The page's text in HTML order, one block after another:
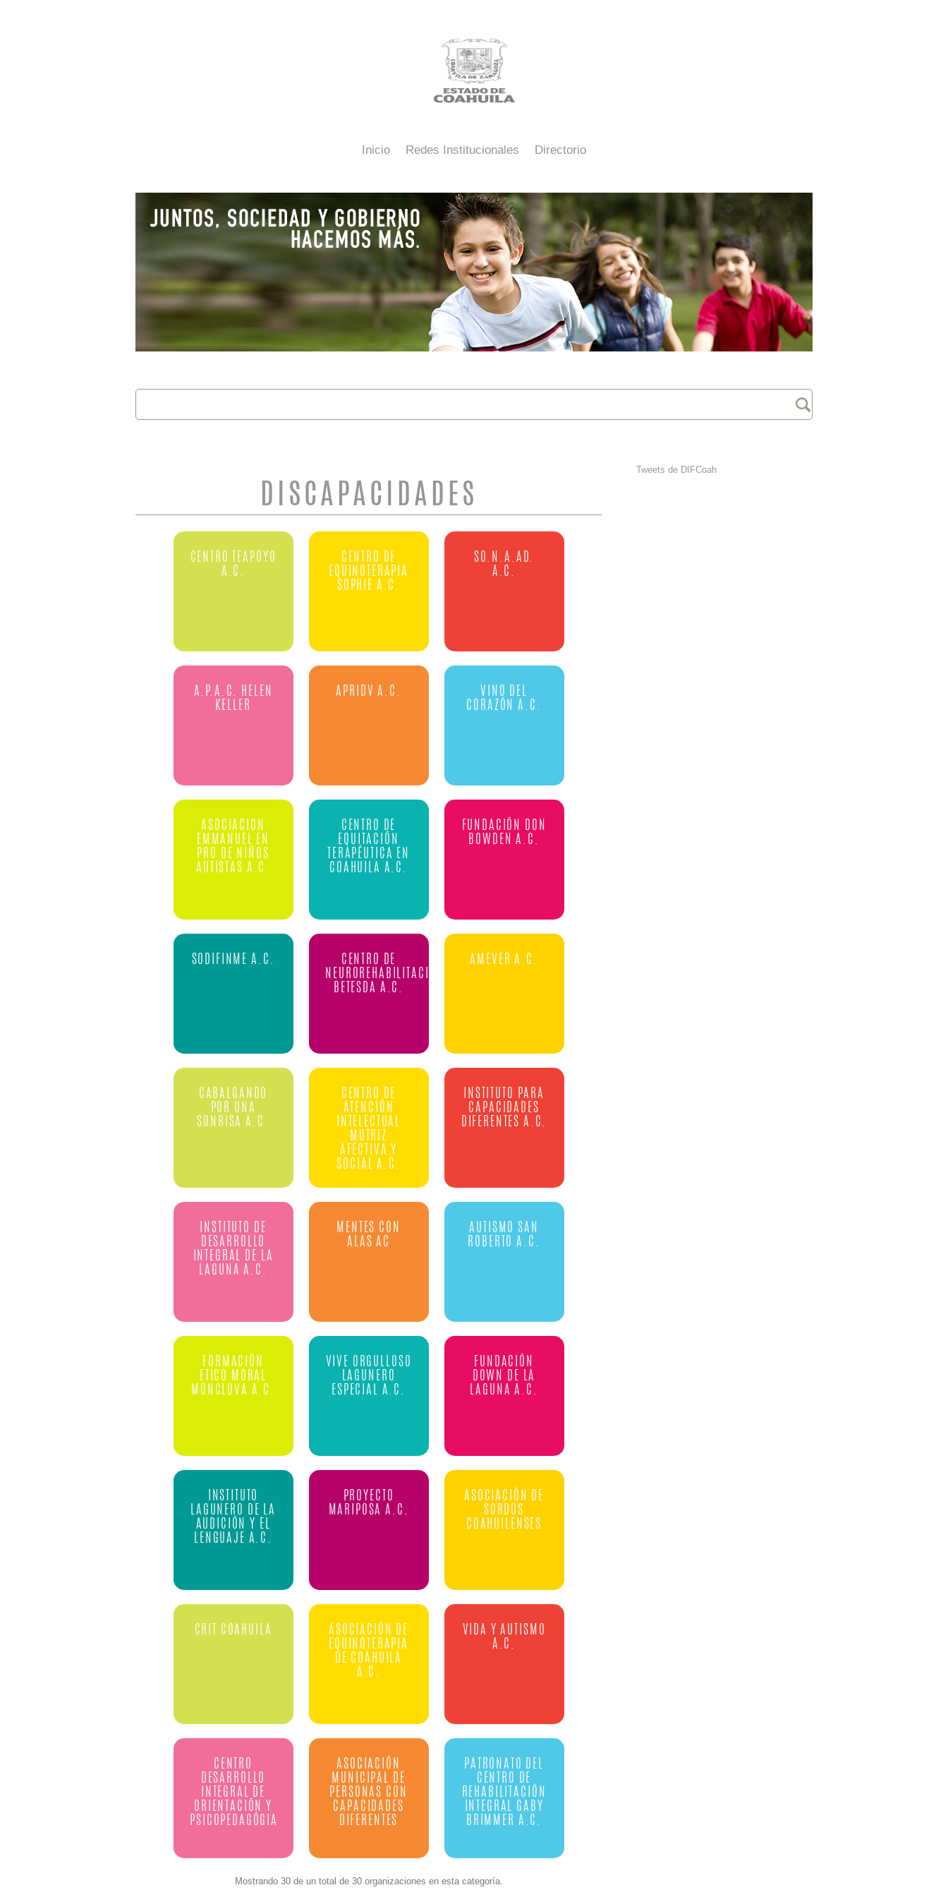
Inicio Redes Institucionales Directorio
Buscar
DISCAPACIDADES
CENTRO TEAPOYO
A.C.
CENTRO DE
EQUINOTERAPIA
SOPHIE A.C.
SO.N.A.AD.
A.C.
A.P.A.C. HELEN
KELLER
APRIDV A.C.
VINO DEL
CORAZÓN A.C.
ASOCIACION
EMMANUEL EN
PRO DE NIÑOS
AUTISTAS A.C.
CENTRO DE
EQUITACIÓN
TERAPÉUTICA EN
COAHUILA A.C.
FUNDACIÓN DON
BOWDEN A.C.
SODIFINME A.C.
CENTRO DE
NEUROREHABILITACION
BETESDA A.C.
AMEVER A.C.
CABALGANDO
POR UNA
SONRISA A.C.
CENTRO DE
ATENCIÓN
INTELECTUAL
MOTRIZ
AFECTIVA Y
SOCIAL A.C.
INSTITUTO PARA
CAPACIDADES
DIFERENTES A.C.
INSTITUTO DE
DESARROLLO
INTEGRAL DE LA
LAGUNA A.C.
MENTES CON
ALAS AC
AUTISMO SAN
ROBERTO A.C.
FORMACIÓN
ETICO MORAL
MONCLOVA A.C.
VIVE ORGULLOSO
LAGUNERO
ESPECIAL A.C.
FUNDACIÓN
DOWN DE LA
LAGUNA A.C.
INSTITUTO
LAGUNERO DE LA
AUDICIÓN Y EL
LENGUAJE A.C.
PROYECTO
MARIPOSA A.C.
ASOCIACIÓN DE
SORDOS
COAHUILENSES
CRIT COAHUILA
ASOCIACIÓN DE
EQUINOTERAPIA
DE COAHUILA
A.C.
VIDA Y AUTISMO
A.C.
CENTRO
DESARROLLO
INTEGRAL DE
ORIENTACIÓN Y
PSICOPEDAGÓGIA
ASOCIACIÓN
MUNICIPAL DE
PERSONAS CON
CAPACIDADES
DIFERENTES
PATRONATO DEL
CENTRO DE
REHABILITACIÓN
INTEGRAL GABY
BRIMMER A.C.
Mostrando 30 de un total de 30 organizaciones en esta categoría.
Tweets de DIFCoah